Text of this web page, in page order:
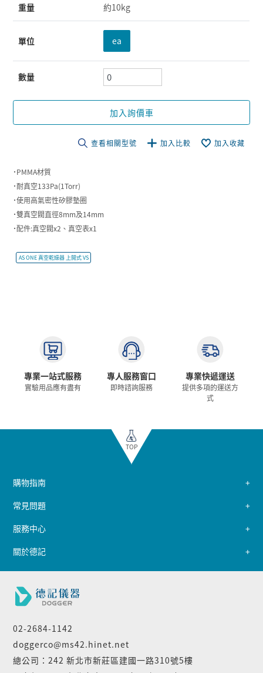
重量 約10kg
單位 ea
數量
加入詢價車
查看相關型號 加入比較 加入收藏
˙PMMA材質
˙耐真空133Pa(1Torr)
˙使用高氣密性矽膠墊圈
˙雙真空閥直徑8mm及14mm
˙配件:真空閥x2、真空表x1
AS ONE 真空乾燥器 上開式 VS
專業一站式服務
實驗用品應有盡有
專人服務窗口
即時諮詢服務
專業快遞運送
提供多項的運送方
式
TOP
02-2684-1142
doggerco@ms42.hinet.net
總公司：242 新北市新莊區建國一路310號5樓
購物指南
常見問題
服務中心
關於德記